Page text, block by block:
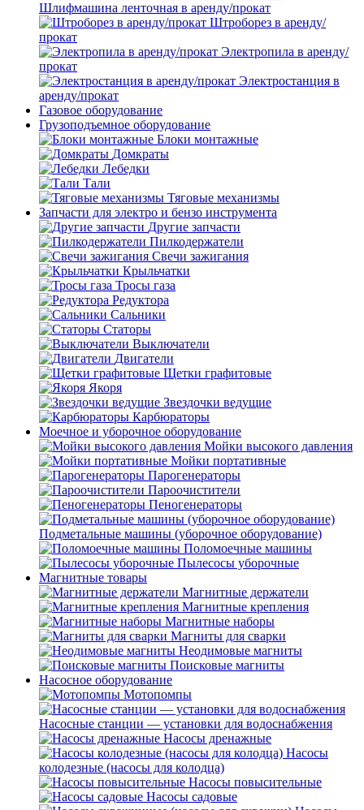
Шлифмашина ленточная в аренду/прокат
Штроборез в аренду/
прокат
Электропила в аренду/
прокат
Электростанция в
аренду/прокат
Газовое оборудование
Грузоподъемное оборудование
Блоки монтажные
Домкраты
Лебедки
Тали
Тяговые механизмы
Запчасти для электро и бензо инструмента
Другие запчасти
Пилкодержатели
Свечи зажигания
Крыльчатки
Тросы газа
Редуктора
Сальники
Статоры
Выключатели
Двигатели
Щетки графитовые
Якоря
Звездочки ведущие
Карбюраторы
Моечное и уборочное оборудование
Мойки высокого давления
Мойки портативные
Парогенераторы
Пароочистители
Пеногенераторы
Подметальные машины (уборочное оборудование)
Поломоечные машины
Пылесосы уборочные
Магнитные товары
Магнитные держатели
Магнитные крепления
Магнитные наборы
Магниты для сварки
Неодимовые магниты
Поисковые магниты
Насосное оборудование
Мотопомпы
Насосные станции — установки для водоснабжения
Насосы дренажные
Насосы
колодезные (насосы для колодца)
Насосы повысительные
Насосы садовые